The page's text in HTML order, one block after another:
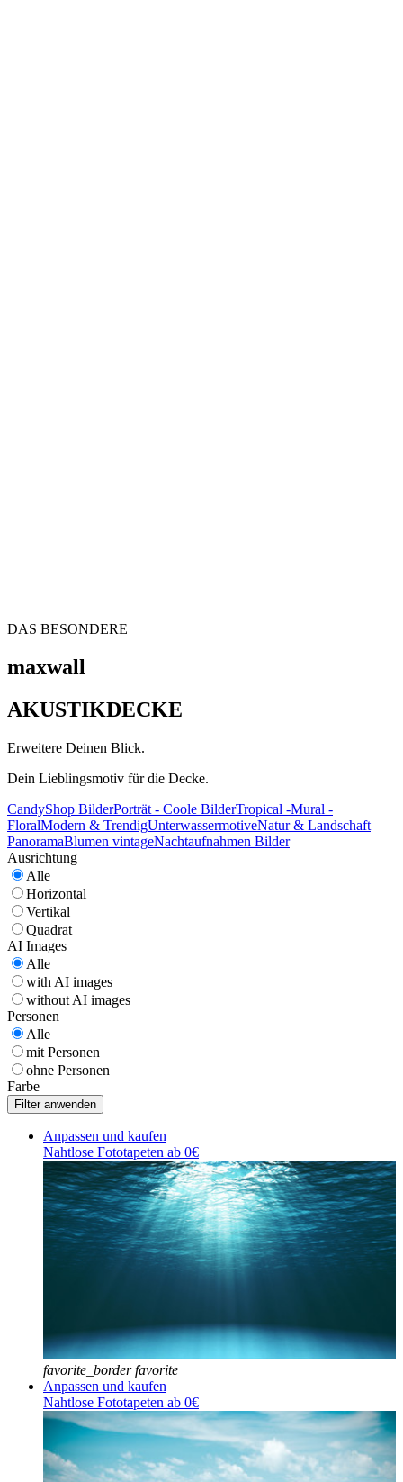
DAS BESONDERE
maxwall
AKUSTIKDECKE
Erweitere Deinen Blick.
Dein Lieblingsmotiv für die Decke.
CandyShop BilderPorträt - Coole BilderTropical -Mural -
FloralModern & TrendigUnterwassermotiveNatur & Landschaft
PanoramaBlumen vintageNachtaufnahmen Bilder
Ausrichtung
Alle
Horizontal
Vertikal
Quadrat
AI Images
Alle
with AI images
without AI images
Personen
Alle
mit Personen
ohne Personen
Farbe
Anpassen und kaufen
Nahtlose Fototapeten ab 0€
favorite_border favorite
Anpassen und kaufen
Nahtlose Fototapeten ab 0€